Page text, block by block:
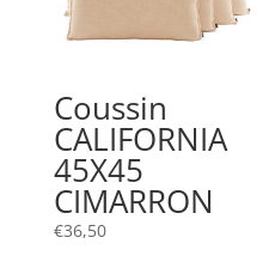
Coussin
CALIFORNIA
45X45
CIMARRON
€36,50